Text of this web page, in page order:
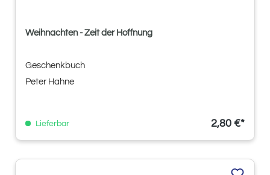
Weihnachten - Zeit der Hoffnung
Geschenkbuch
Peter Hahne
Lieferbar 2,80 €*